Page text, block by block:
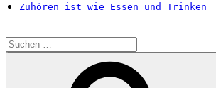
Zuhören ist wie Essen und Trinken
Suchen
nach: